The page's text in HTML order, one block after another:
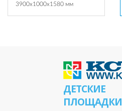
3900x1000x1580 мм
ДЕТСКИЕ
ПЛОЩАДКИ